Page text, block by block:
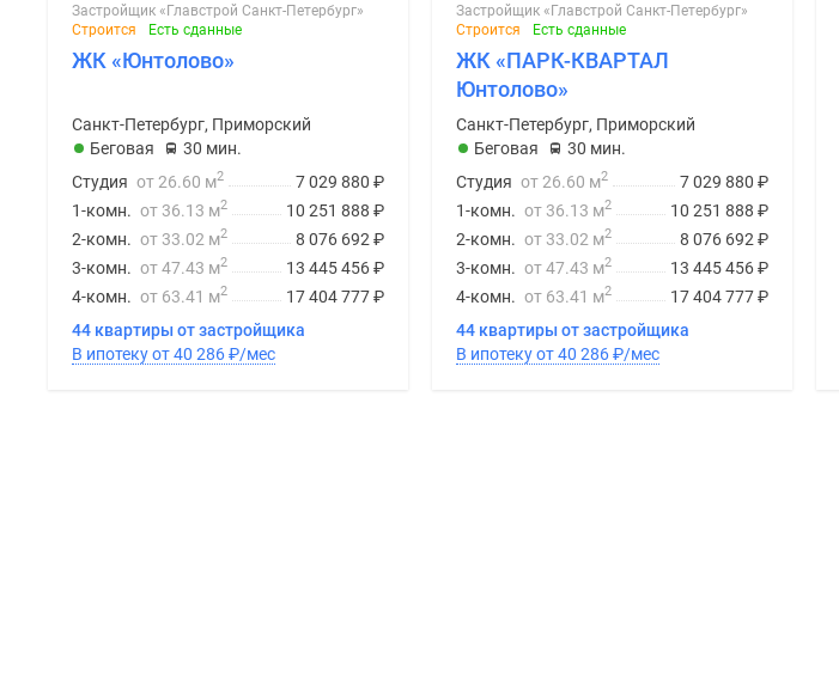
Застройщик «Главстрой Санкт-Петербург»
Строится
Есть сданные
ЖК «Юнтолово»
Санкт-Петербург, Приморский
Беговая
30 мин.
7 029 880 ₽
Студия от 26.60 м2
10 251 888 ₽
1-комн. от 36.13 м2
8 076 692 ₽
2-комн. от 33.02 м2
13 445 456₽
3-комн. от 47.43 м2
17 404 777₽
4-комн. от 63.41 м2
44 квартиры от застройщика
В ипотеку от 40 286₽/мес
Застройщик «Главстрой Санкт-Петербург»
Строится
Есть сданные
ЖК «ПАРК-КВАРТАЛ
Юнтолово»
Санкт-Петербург, Приморский
Беговая
30 мин.
7 029 880 ₽
Студия от 26.60 м2
10 251 888 ₽
1-комн. от 36.13 м2
8 076 692 ₽
2-комн. от 33.02 м2
13 445 456₽
3-комн. от 47.43 м2
17 404 777₽
4-комн. от 63.41 м2
44 квартиры от застройщика
В ипотеку от 40 286₽/мес